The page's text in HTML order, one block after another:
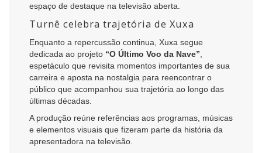
espaço de destaque na televisão aberta.
Turnê celebra trajetória de Xuxa
Enquanto a repercussão continua, Xuxa segue
dedicada ao projeto “O Último Voo da Nave”
espetáculo que revisita momentos importantes de sua
carreira e aposta na nostalgia para reencontrar o
público que acompanhou sua trajetória ao longo das
últimas décadas.
A produção reúne referências aos programas, músicas
e elementos visuais que fizeram parte da história da
apresentadora na televisão.